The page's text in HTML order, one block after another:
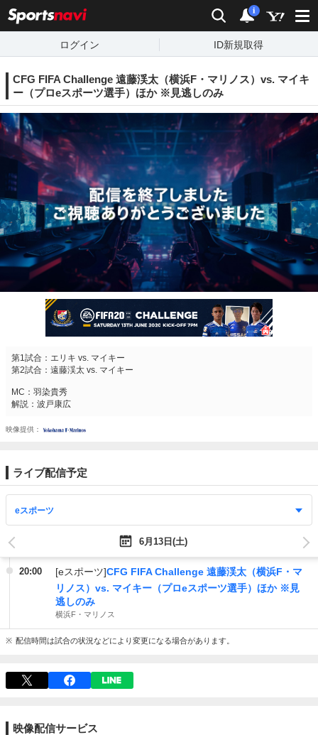
検索 通知
i
ログイン ID新規取得
CFG FIFA Challenge 遠藤渓太（横浜F・マリノス）vs. マイキ
ー（プロeスポーツ選手）ほか ※見逃しのみ
第1試合：エリキ vs. マイキー
第2試合：遠藤渓太 vs. マイキー
MC：羽染貴秀
解説：波戸康広
映像提供
ライブ配信予定
6月13日(土)
20:00 [eスポーツ]CFG FIFA Challenge 遠藤渓太（横浜F・マ
リノス）vs. マイキー（プロeスポーツ選手）ほか ※見
逃しのみ
横浜F・マリノス
配信時間は試合の状況などにより変更になる場合があります。
映像配信サービス